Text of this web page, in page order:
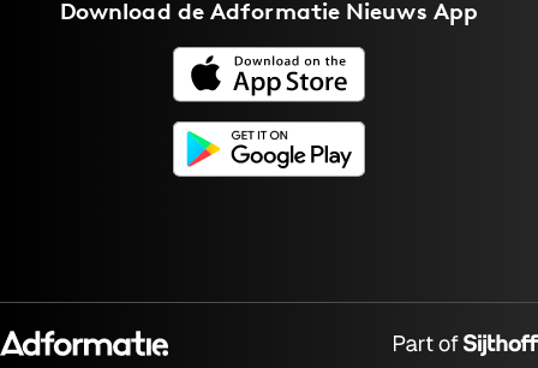
Digital transformation
Martech
Download deAdformatie Nieuws App